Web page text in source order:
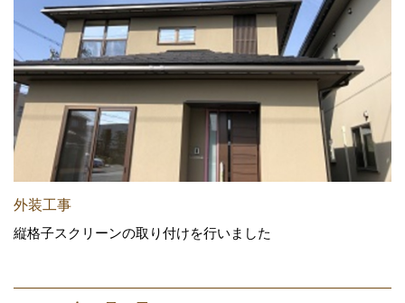
外装工事
縦格子スクリーンの取り付けを行いました